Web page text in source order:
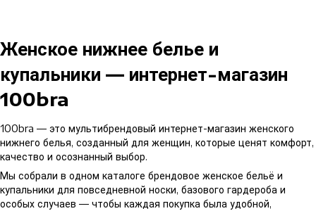
Женское нижнее белье и
купальники — интернет-магазин
100bra
100bra — это мультибрендовый интернет-магазин женского
нижнего белья, созданный для женщин, которые ценят комфорт,
качество и осознанный выбор.
Мы собрали в одном каталоге брендовое женское бельё и
купальники для повседневной носки, базового гардероба и
особых случаев — чтобы каждая покупка была удобной,